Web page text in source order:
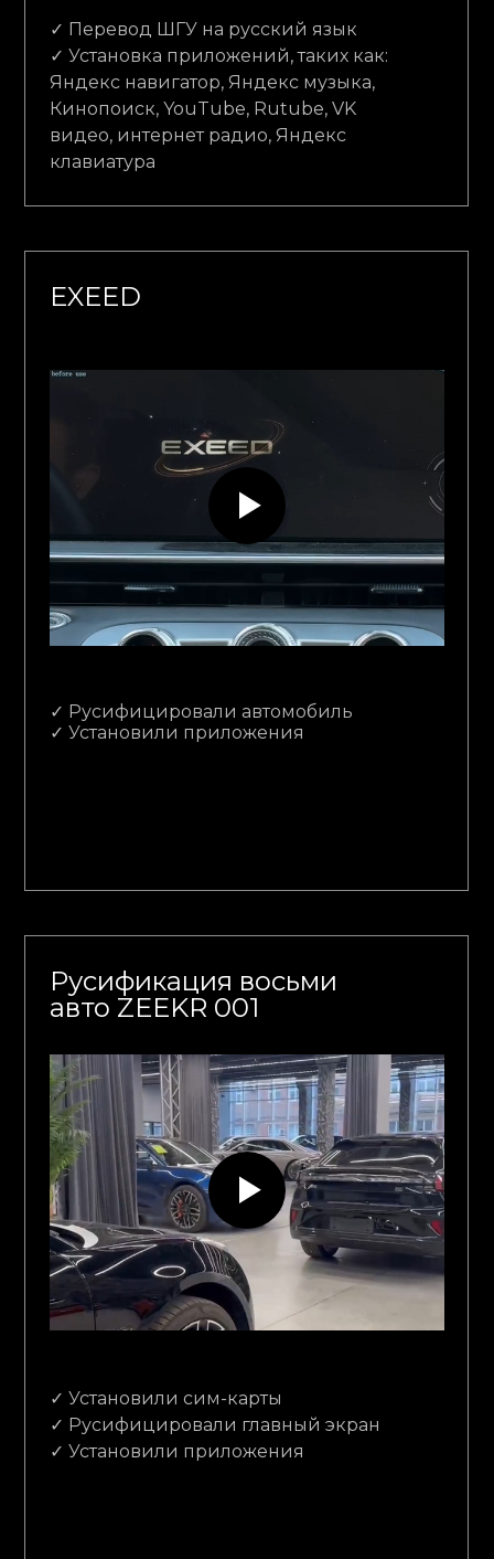
✓ Перевод ШГУ на русский язык
✓ Установка приложений, таких как:
Яндекс навигатор, Яндекс музыка,
Кинопоиск, YouTube, Rutube, VK
видео, интернет радио, Яндекс
клавиатура
EXEED
✓ Русифицировали автомобиль
✓ Установили приложения
Русификация восьми
авто ZEEKR 001
✓ Установили сим-карты
✓ Русифицировали главный экран
✓ Установили приложения